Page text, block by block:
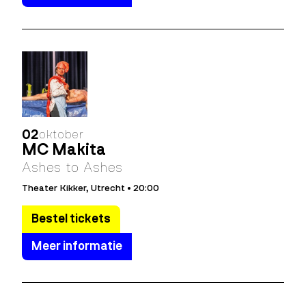
02oktober
MC Makita
Ashes to Ashes
Theater Kikker, Utrecht • 20:00
Bestel tickets
Meer informatie